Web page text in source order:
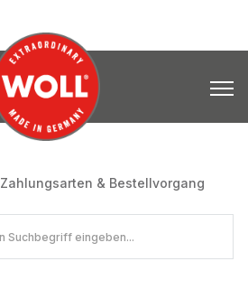
Zahlungsarten & Bestellvorgang